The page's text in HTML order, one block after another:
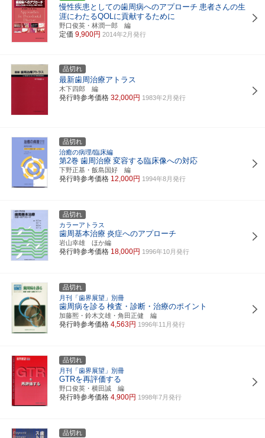
慢性疾患としての歯周病へのアプローチ 患者さんの生
涯にわたるQOLに貢献するために
野口俊英・林潤一郎 編
定価 9,900円 2014年2月発行
品切れ
最新歯周治療アトラス
木下四郎 編
発行時参考価格 32,000円 1983年2月発行
品切れ
治癒の病理/臨床編
第2巻 歯周治療 変容する臨床像への対応
下野正基・飯島国好 編
発行時参考価格 12,000円 1994年8月発行
品切れ
カラーアトラス
歯周基本治療 炎症へのアプローチ
岩山幸雄 ほか編
発行時参考価格 18,000円 1996年10月発行
品切れ
月刊「歯界展望」別冊
歯周病を診る 検査・診断・治療のポイント
加藤熈・鈴木文雄・角田正健 編
発行時参考価格 4,563円 1996年11月発行
品切れ
月刊「歯界展望」別冊
GTRを再評価する
野口俊英・横田誠 編
発行時参考価格 4,900円 1998年7月発行
品切れ